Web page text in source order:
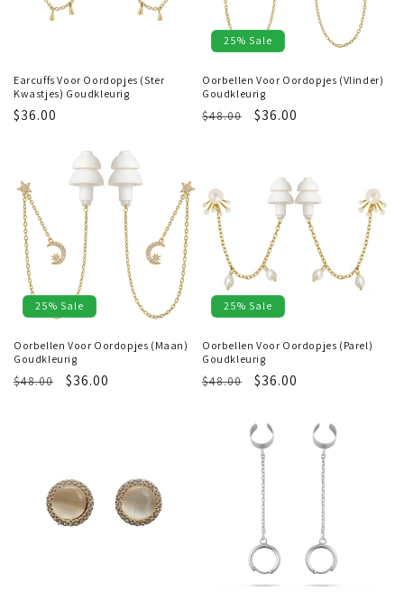
Earcuffs Voor Oordopjes (Ster
Kwastjes) Goudkleurig
Regular
$36.00
25% Sale
Oorbellen Voor Oordopjes (Vlinder)
Goudkleurig
Regular
$48.00
Sale
$36.00
25% Sale
Oorbellen Voor Oordopjes (Maan)
Goudkleurig
Regular
$48.00
Sale
$36.00
25% Sale
Oorbellen Voor Oordopjes (Parel)
Goudkleurig
Regular
$48.00
Sale
$36.00